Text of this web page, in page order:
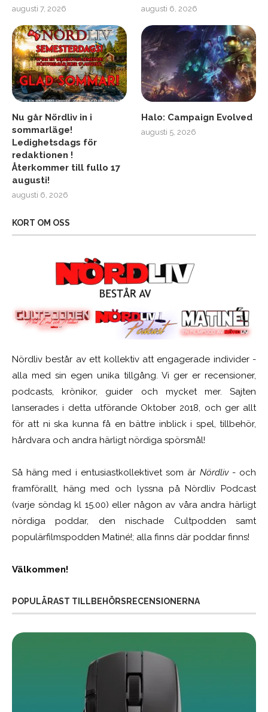
augusti 7, 2026 augusti 6, 2026
Nu går Nördliv in i
sommarläge!
Ledighetsdags för
redaktionen !
Återkommer till fullo 17
augusti!
augusti 6, 2026
Halo: Campaign Evolved
augusti 5, 2026
KORT OM OSS
Nördliv består av ett kollektiv att engagerade individer -
alla med sin egen unika tillgång. Vi ger er recensioner,
podcasts, krönikor, guider och mycket mer. Sajten
lanserades i detta utförande Oktober 2018, och ger allt
för att ni ska kunna få en bättre inblick i spel, tillbehör,
hårdvara och andra härligt nördiga spörsmål!
Så häng med i entusiastkollektivet som är Nördliv- och
framförallt, häng med och lyssna på Nördliv Podcast
(varje söndag kl 15.00) eller någon av våra andra härligt
nördiga poddar, den nischade Cultpodden samt
populärfilmspodden Matiné!; alla finns där poddar finns!
Välkommen!
POPULÄRAST TILLBEHÖRSRECENSIONERNA